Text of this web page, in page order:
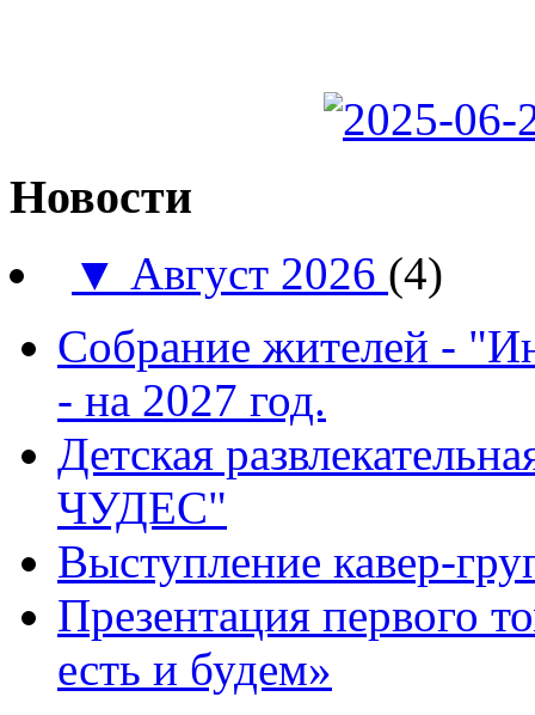
Новости
▼ Август 2026 (4)
Собрание жителей -
- на 2027 год.
Детская
ЧУДЕС"
Выступление кавер-
Презентация первого
есть и будем»